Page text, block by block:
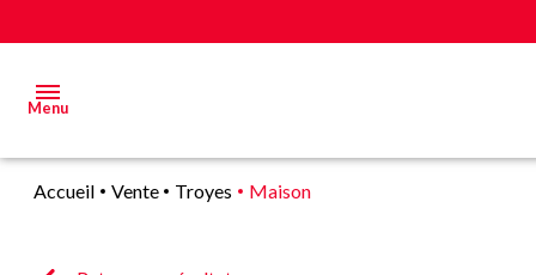
Menu
Estimer
Accueil Vente Troyes Maison